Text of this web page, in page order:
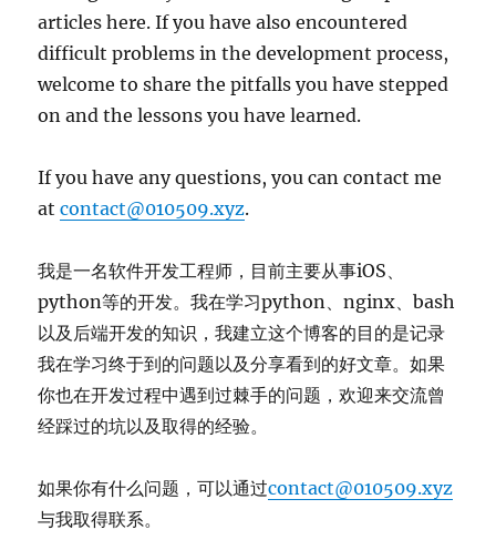
articles here. If you have also encountered
difficult problems in the development process,
welcome to share the pitfalls you have stepped
on and the lessons you have learned.
If you have any questions, you can contact me
atcontact@010509.xyz.
我是一名软件开发工程师，目前主要从事iOS、
python等的开发。我在学习python、nginx、bash
以及后端开发的知识，我建立这个博客的目的是记录
我在学习终于到的问题以及分享看到的好文章。如果
你也在开发过程中遇到过棘手的问题，欢迎来交流曾
经踩过的坑以及取得的经验。
如果你有什么问题，可以通过contact@010509.xyz
与我取得联系。